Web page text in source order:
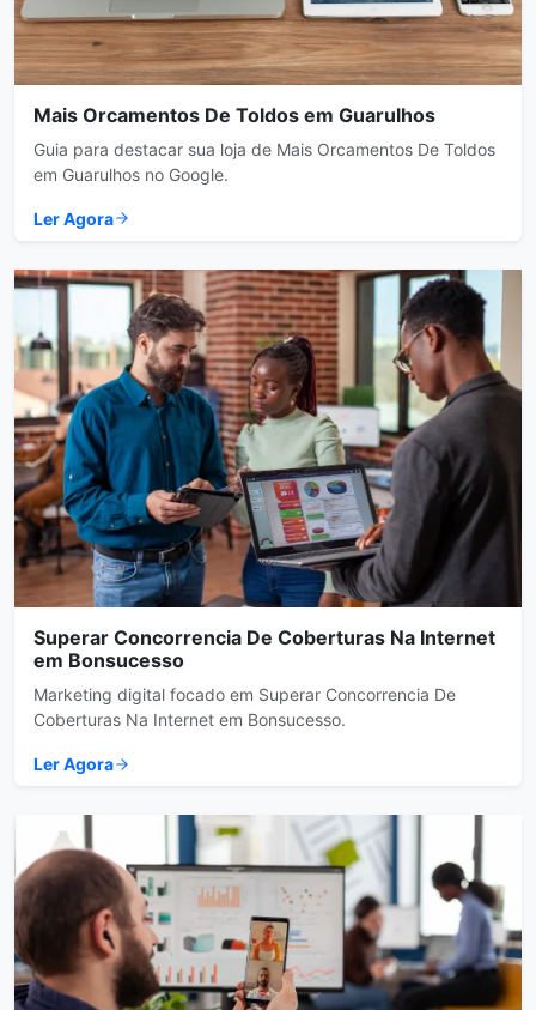
Mais Orcamentos De Toldos em Guarulhos
Guia para destacar sua loja de Mais Orcamentos De Toldos
em Guarulhos no Google.
Ler Agora
Superar Concorrencia De Coberturas Na Internet
em Bonsucesso
Marketing digital focado em Superar Concorrencia De
Coberturas Na Internet em Bonsucesso.
Ler Agora